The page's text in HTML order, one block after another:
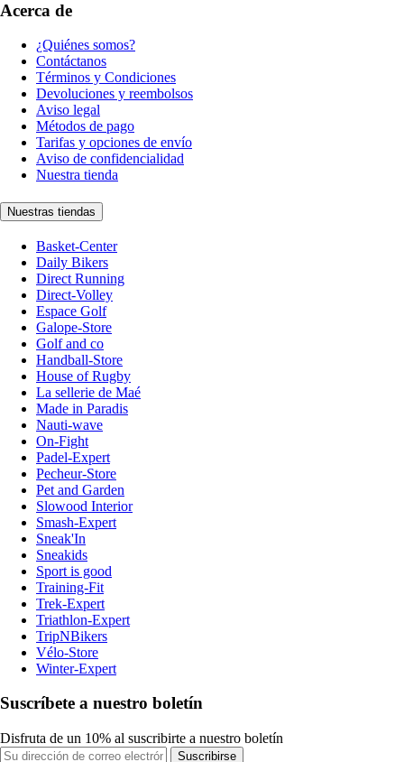
Acerca de
¿Quiénes somos?
Contáctanos
Términos y Condiciones
Devoluciones y reembolsos
Aviso legal
Métodos de pago
Tarifas y opciones de envío
Aviso de confidencialidad
Nuestra tienda
Nuestras tiendas
Basket-Center
Daily Bikers
Direct Running
Direct-Volley
Espace Golf
Galope-Store
Golf and co
Handball-Store
House of Rugby
La sellerie de Maé
Made in Paradis
Nauti-wave
On-Fight
Padel-Expert
Pecheur-Store
Pet and Garden
Slowood Interior
Smash-Expert
Sneak'In
Sneakids
Sport is good
Training-Fit
Trek-Expert
Triathlon-Expert
TripNBikers
Vélo-Store
Winter-Expert
Suscríbete a nuestro boletín
Disfruta de un 10% al suscribirte a nuestro boletín
Suscribirse